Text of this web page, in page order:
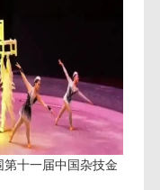
第十一届中国杂技金